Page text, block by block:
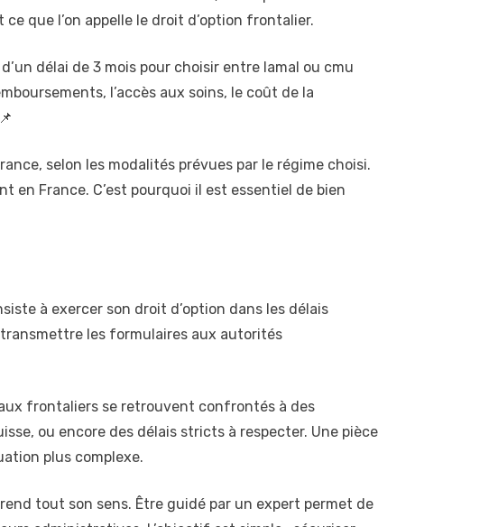
que l’on appelle le droit d’option frontalier.
délai de 3 mois pour choisir entre lamal ou cmu
l’accès aux soins, le coût de la
selon les modalités prévues par le régime choisi.
en France. C’est pourquoi il est essentiel de bien
à exercer son droit d’option dans les délais
les formulaires aux autorités
frontaliers se retrouvent confrontés à des
ou encore des délais stricts à respecter. Une pièce
plus complexe.
tout son sens. Être guidé par un expert permet de